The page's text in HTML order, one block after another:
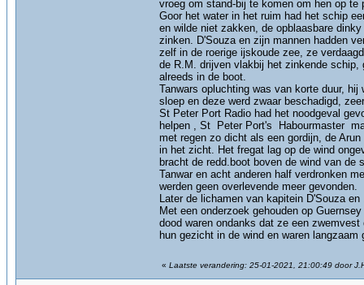
vroeg om stand-bij te komen om hen op te
Goor het water in het ruim had het schip
en wilde niet zakken, de opblaasbare
zinken. D'Souza en zijn mannen hadden
zelf in de roerige ijskoude zee, ze
de R.M. drijven vlakbij het zinkende schip,
alreeds in de boot.
Tanwars opluchting was van korte duur,
sloep en deze werd zwaar beschadigd,
St Peter Port Radio had het noodgeval
helpen , St Peter Port's Habourmaster
met regen zo dicht als een gordijn, de
in het zicht. Het fregat lag op de wind
bracht de redd.boot boven de wind van de
Tanwar en acht anderen half verdronken
werden geen overlevende meer gevonden.
Later de lichamen van kapitein D'Souza
Met een onderzoek gehouden op
dood waren ondanks dat ze een
hun gezicht in de wind en waren
« Laatste verandering: 25-01-2021, 21:00:49 door